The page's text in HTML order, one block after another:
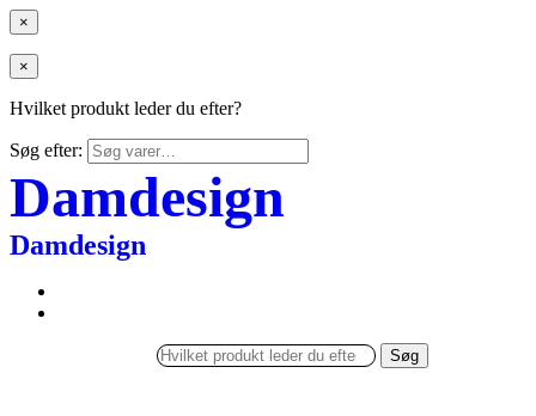
×
×
Hvilket produkt leder du efter?
Søg efter:
Damdesign
Damdesign
Søg